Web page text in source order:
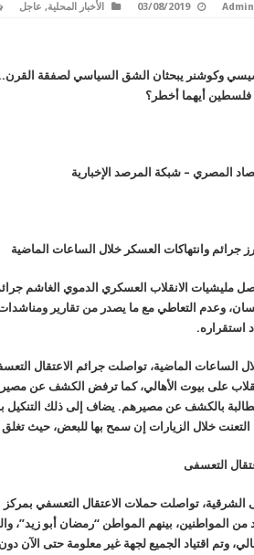
Admin
03/08/2019 الأخبار المحلية, عاجل
أيهما أخطر؟
المصري – شبكة المرصد الإخبارية
جرائم وانتهاكات العسكر خلال الساعات الماضية
مليشيات الانقلاب العسكري الدموي الغاشم
وعدم التعاطي مع ما يصدر من تقارير
استقراره.
الساعات الماضية، تواصلت جرائم الاعتقال
على بيوت الأهالي، كما ترفض الكشف عن مصير
بالكشف عن مصيرهم. يضاف إلى ذلك التنكيل
خلال الزيارات إن سمح بها للبعض، حيث
التعسفى
الشرقية، تواصلت حملات الاعتقال التعسفي
من المواطنين، بينهم المواطن “رمضان أبو زيد”،
وتم اقتياد الجميع لجهة غير معلومة حتى الآن